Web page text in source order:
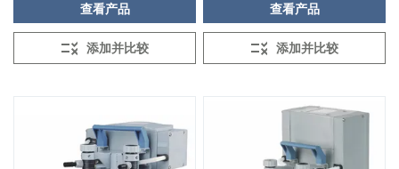
查看产品
添加并比较
查看产品
添加并比较